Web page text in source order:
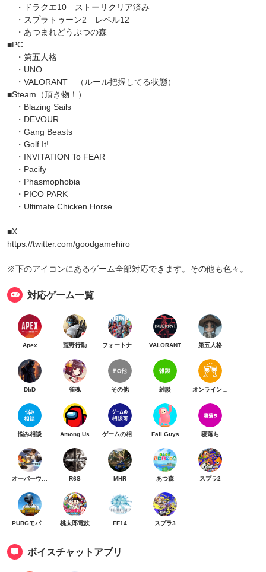
・ドラクエ10 ストーリクリア済み
・スプラトゥーン2 レベル12
・あつまれどうぶつの森
■PC
・第五人格
・UNO
・VALORANT （ルール把握してる状態）
■Steam（頂き物！）
・Blazing Sails
・DEVOUR
・Gang Beasts
・Golf It!
・INVITATION To FEAR
・Pacify
・Phasmophobia
・PICO PARK
・Ultimate Chicken Horse
■X
https://twitter.com/goodgamehiro
※下のアイコンにあるゲーム全部対応できます。その他も色々。
対応ゲーム一覧
Apex 荒野行動 VALORANT 第五人格
DbD 雀魂 その他 雑談
悩み相談 Among Us Fall Guys 寝落ち
R6S MHR あつ森 スプラ2
PUBGモバイル 桃太郎電鉄 FF14 スプラ3
ボイスチャットアプリ